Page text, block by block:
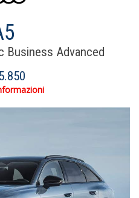
Business Advanced
Display Pressione E